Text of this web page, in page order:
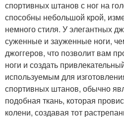
спортивных штанов с ног на
способны небольшой крой,
немного стиля. У элегантных
суженные и зауженные ноги,
джоггеров, что позволит вам
ноги и создать
используемым для
спортивных штанов, обычно
подобная ткань, которая
колени, создавая тот